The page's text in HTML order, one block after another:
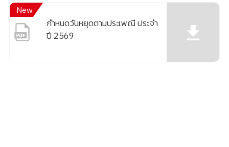
New
กำหนดวันหยุดตามประเพณี ประจำ
ปี 2569